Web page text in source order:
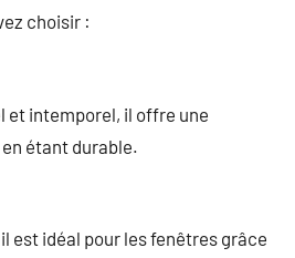
choisir :
et intemporel, il offre une
étant durable.
est idéal pour les fenêtres grâce